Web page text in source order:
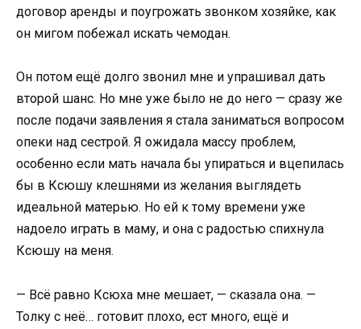
договор аренды и поугрожать звонком хозяйке, как
он мигом побежал искать чемодан.
Он потом ещё долго звонил мне и упрашивал дать
второй шанс. Но мне уже было не до него — сразу же
после подачи заявления я стала заниматься вопросом
опеки над сестрой. Я ожидала массу проблем,
особенно если мать начала бы упираться и вцепилась
бы в Ксюшу клешнями из желания выглядеть
идеальной матерью. Но ей к тому времени уже
надоело играть в маму, и она с радостью спихнула
Ксюшу на меня.
— Всё равно Ксюха мне мешает, — сказала она. —
Толку с неё… готовит плохо, ест много, ещё и